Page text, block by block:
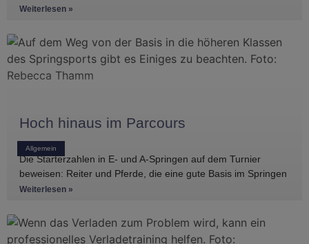
Einblicke in die Regelwerke
Weiterlesen »
Allgemein
Hoch hinaus im Parcours
Die Starterzahlen in E- und A-Springen auf dem Turnier
beweisen: Reiter und Pferde, die eine gute Basis im Springen
haben, gibt es
Weiterlesen »